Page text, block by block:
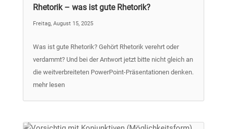
Rhetorik – was ist gute Rhetorik?
Freitag, August 15, 2025
Was ist gute Rhetorik? Gehört Rhetorik verehrt oder
verdammt? Und bei der Antwort jetzt bitte nicht gleich an
die weitverbreiteten PowerPoint-Präsentationen denken.
mehr lesen